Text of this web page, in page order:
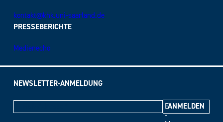
kontakt@khk.uni-saarland.de
PRESSEBERICHTE
Medienecho
NEWSLETTER-ANMELDUNG
E
-